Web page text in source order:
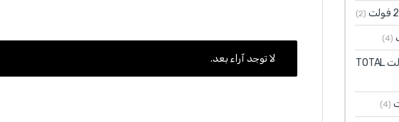
لا توجد آراء بعد.
(2)
(4)
(4)